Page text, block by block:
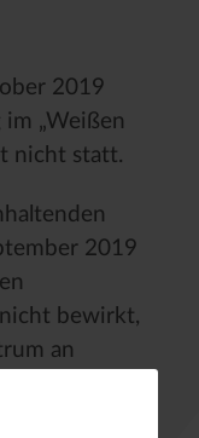
2019
im „Weißen
nicht statt.
2019
bewirkt,
an
eine